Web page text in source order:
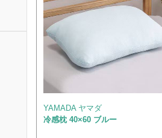
YAMADA ヤマダ
冷感枕 40×60 ブルー